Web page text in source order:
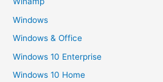
Windows
Windows & Office
Windows 10 Enterprise
Windows 10 Home